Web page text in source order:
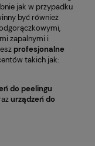
jak w przypadku
być również
zapalnymi i
profesjonalne
takich jak:
do peelingu
urządzeń do